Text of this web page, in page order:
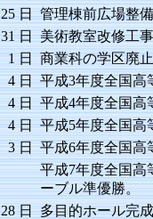
25 日 管理棟前広場整
31 日 美術教室改修工
1 日 商業科の学区廃
4 日 平成3年度全国高
4 日 平成4年度全国高
4 日 平成5年度全国高
3 日 平成6年度全国高
平成7年度全国高
ーブル準優勝。
28 日 多目的ホール完